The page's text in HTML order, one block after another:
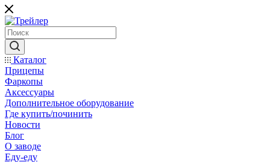
Каталог
Прицепы
Фаркопы
Аксессуары
Дополнительное оборудование
Где купить/починить
Новости
Блог
О заводе
Еду-еду